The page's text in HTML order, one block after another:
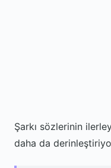
Şarkı sözlerinin
daha da